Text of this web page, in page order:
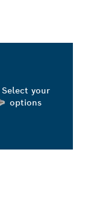
Select your
options